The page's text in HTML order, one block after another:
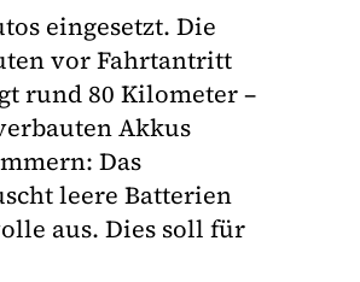
eingesetzt. Die
vor Fahrtantritt
rund 80 Kilometer –
Akkus
Das
leere Batterien
aus. Dies soll für